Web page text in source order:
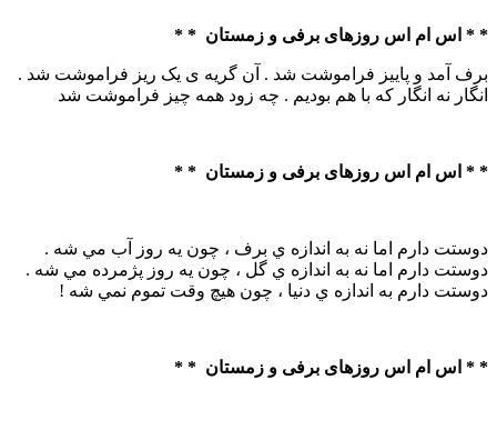
* * اس ام اس روزهای برفی و زمستان * *
برف آمد و پاییز فراموشت شد . آن گریه ی یک ریز فراموشت شد .
انگار نه انگار که با هم بودیم . چه زود همه چیز فراموشت شد
* * اس ام اس روزهای برفی و زمستان * *
دوستت دارم اما نه به اندازه ي برف ، چون يه روز آب مي شه .
دوستت دارم اما نه به اندازه ي گل ، چون يه روز پژمرده مي شه .
دوستت دارم به اندازه ي دنيا ، چون هيچ وقت تموم نمي شه !
* * اس ام اس روزهای برفی و زمستان * *